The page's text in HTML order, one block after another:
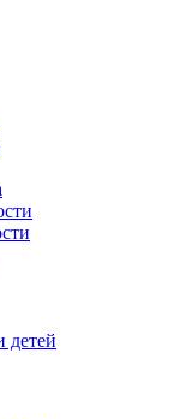
детей